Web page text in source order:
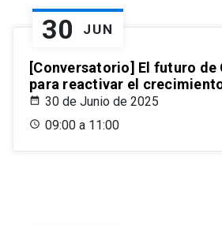
30 JUN
[Conversatorio] El futuro de
para reactivar el
30 de Junio de 2025
09:00 a 11:00